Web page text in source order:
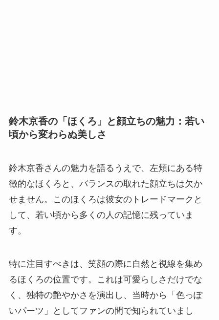
鈴木京香の「ほくろ」と顔立ちの魅力：若い
頃から変わらぬ美しさ
鈴木京香さんの魅力を語るうえで、左頬にある特
徴的なほくろと、バランスの取れた顔立ちは欠か
せません。このほくろは彼女のトレードマークと
して、若い頃から多くの人の記憶に残っていま
す。
特に注目すべきは、笑顔の際に自然と視線を集め
るほくろの位置です。これは可愛らしさだけでな
く、独特の艶やかさを演出し、当時から「色っぽ
いパーツ」としてファンの間で知られていまし